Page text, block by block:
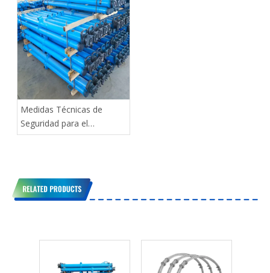
Medidas Técnicas de
Seguridad para el
Mantenimiento de